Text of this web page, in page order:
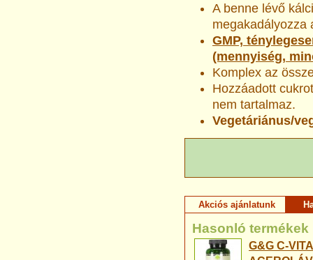
A benne lévő
GMP,
(mennyiség,
Komplex az
Hozzáadott
nem tartalmaz.
Vegetáriánus/
Akciós ajánlatunk
Hasonló termékek
G&G C-